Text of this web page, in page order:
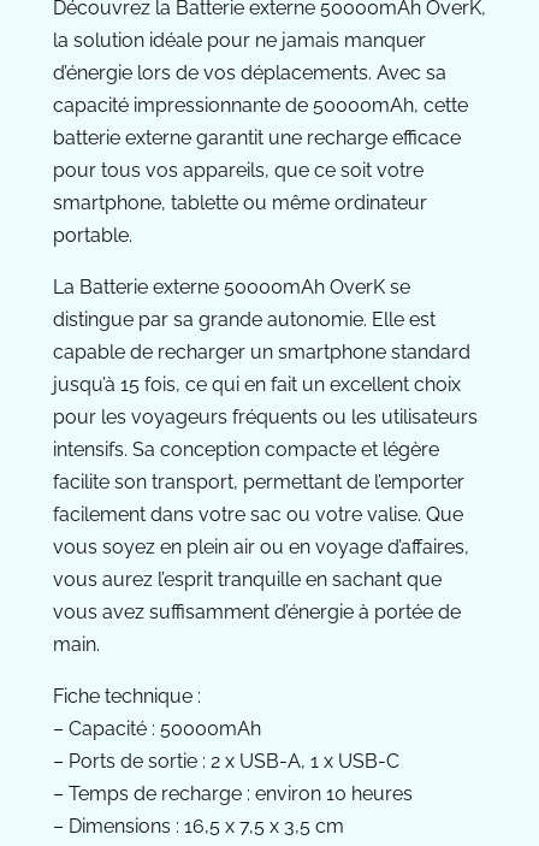
Découvrez la Batterie externe 50000mAh OverK,
la solution idéale pour ne jamais manquer
d’énergie lors de vos déplacements. Avec sa
capacité impressionnante de 50000mAh, cette
batterie externe garantit une recharge efficace
pour tous vos appareils, que ce soit votre
smartphone, tablette ou même ordinateur
portable.
La Batterie externe 50000mAh OverK se
distingue par sa grande autonomie. Elle est
capable de recharger un smartphone standard
jusqu’à 15 fois, ce qui en fait un excellent choix
pour les voyageurs fréquents ou les utilisateurs
intensifs. Sa conception compacte et légère
facilite son transport, permettant de l’emporter
facilement dans votre sac ou votre valise. Que
vous soyez en plein air ou en voyage d’affaires,
vous aurez l’esprit tranquille en sachant que
vous avez suffisamment d’énergie à portée de
main.
Fiche technique :
– Capacité : 50000mAh
– Ports de sortie : 2 x USB-A, 1 x USB-C
– Temps de recharge : environ 10 heures
– Dimensions : 16,5 x 7,5 x 3,5 cm